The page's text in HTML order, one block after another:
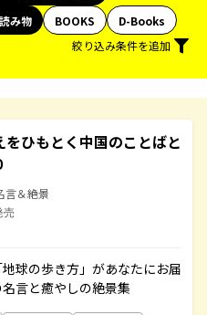
み物 BOOKS
D-Books
絞り込み条件を追加
をひもとく中国のことばと
言＆絶景
売
球の歩き方」があなたにお届
言と癒やしの絶景集